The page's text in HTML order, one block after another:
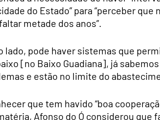
do Estado” para “perceber
metade dos anos”.
lado, pode haver sistemas que
[no Baixo Guadiana], já
e estão no limite do
que tem havido “boa
Afonso do Ó considerou que